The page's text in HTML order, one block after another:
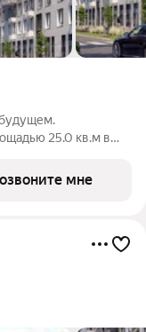
25.0 кв.м в
мне